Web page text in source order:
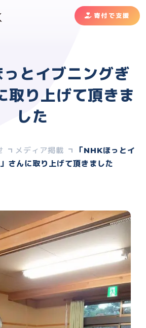
寄付で支援
っとイブニングぎ
取り上げて頂きま
した
メディア掲載
「NHKほっとイ
さんに取り上げて頂きました